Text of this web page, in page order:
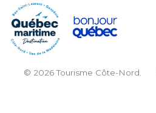
© 2026 Tourisme Côte-Nord.